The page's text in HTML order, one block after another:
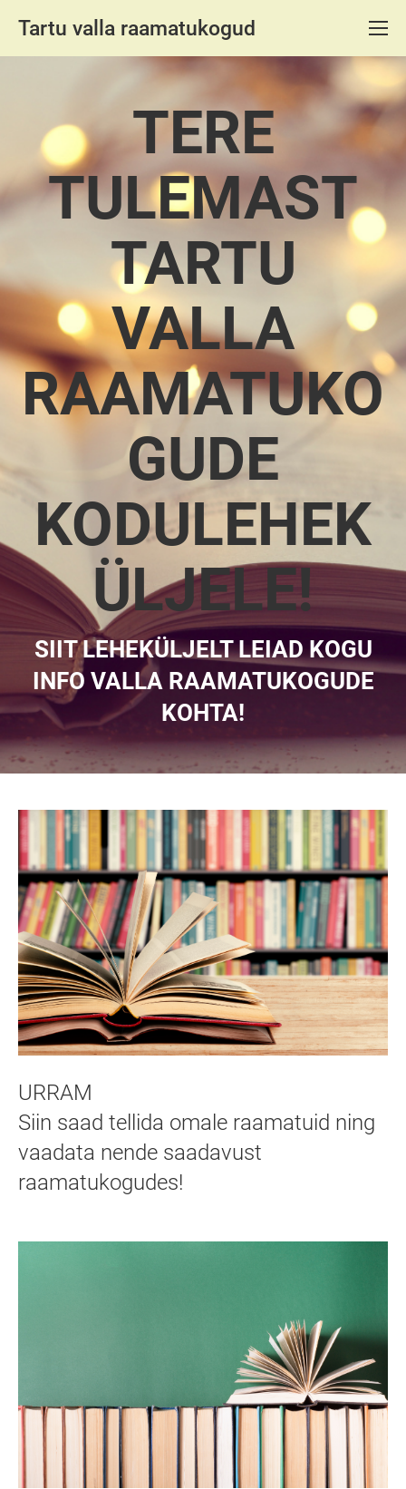
Tartu valla raamatukogud
TERE
TULEMAST
TARTU
VALLA
RAAMATUKO
GUDE
KODULEHEK
ÜLJELE!
SIIT LEHEKÜLJELT LEIAD KOGU
INFO VALLA RAAMATUKOGUDE
KOHTA!
URRAM
Siin saad tellida omale raamatuid ning
vaadata nende saadavust
raamatukogudes!